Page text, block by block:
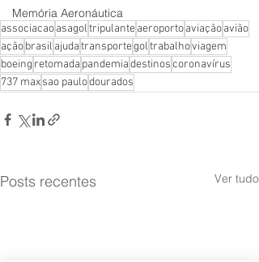
Memória Aeronáutica
associacaoasagoltripulanteaeroportoaviaçãoavião
açãobrasil ajudatransportegoltrabalhoviagem
boeing retomada pandemiadestinoscoronavírus
737 maxsao paulodourados
Posts recentes Ver tudo